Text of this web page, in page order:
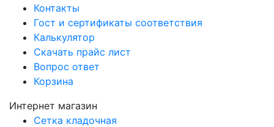
Контакты
Гост и сертификаты соответствия
Калькулятор
Скачать прайс лист
Вопрос ответ
Корзина
Интернет магазин
Сетка кладочная